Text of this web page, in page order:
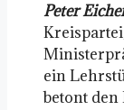
Peter
ein
betont